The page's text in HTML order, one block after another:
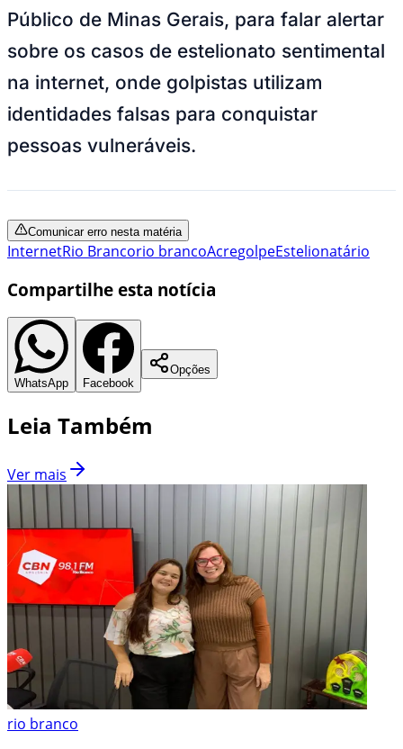
Público de Minas Gerais, para falar alertar
sobre os casos de estelionato sentimental
na internet, onde golpistas utilizam
identidades falsas para conquistar
pessoas vulneráveis.
Comunicar erro nesta matéria
InternetRio Brancorio brancoAcregolpeEstelionatário
Compartilhe esta notícia
WhatsApp Facebook
Opções
Leia Também
Ver mais
rio branco